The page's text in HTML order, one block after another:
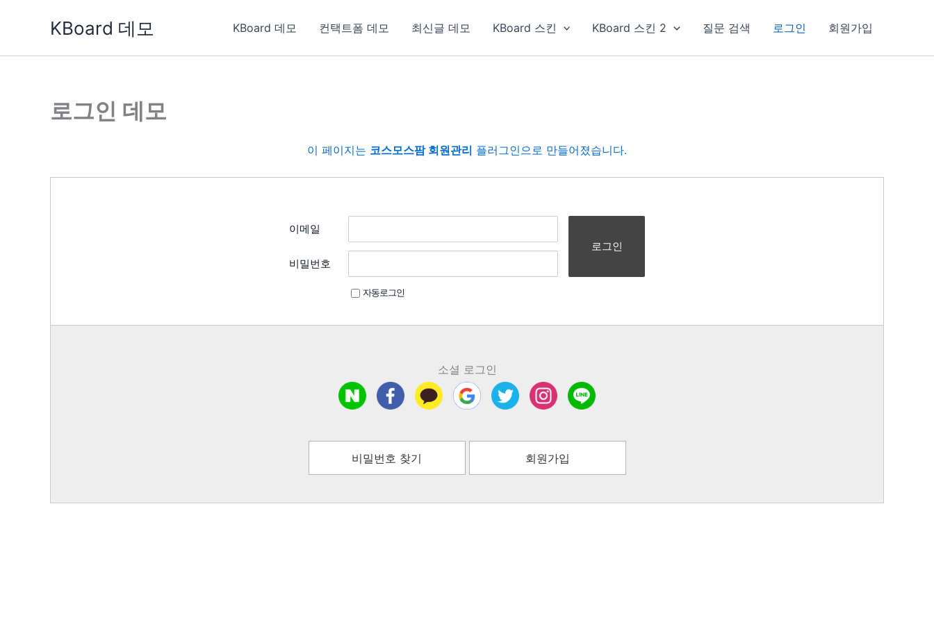
KBoard 데모 KBoard 데모 컨택트폼 데모 최신글 데모 KBoard 스킨 KBoard 스킨 2 질문 검색 로그인 회원가입
로그인 데모
이 페이지는 코스모스팜 회원관리 플러그인으로 만들어졌습니다.
이메일
비밀번호
자동로그인
로그인
소셜 로그인
비밀번호 찾기 회원가입